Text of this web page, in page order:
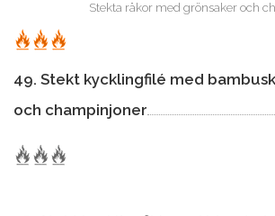
Stekta räkor med grönsaker och
49. Stekt kycklingfilé med
och champinjoner